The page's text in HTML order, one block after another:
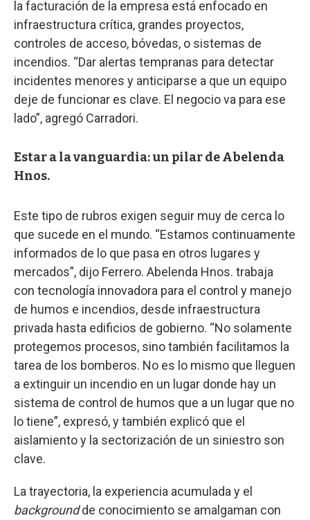
la facturación de la empresa está enfocado en
infraestructura crítica, grandes proyectos,
controles de acceso, bóvedas, o sistemas de
incendios. “Dar alertas tempranas para detectar
incidentes menores y anticiparse a que un equipo
deje de funcionar es clave. El negocio va para ese
lado”, agregó Carradori.
Estar a la vanguardia: un pilar de Abelenda
Hnos.
Este tipo de rubros exigen seguir muy de cerca lo
que sucede en el mundo. “Estamos continuamente
informados de lo que pasa en otros lugares y
mercados”, dijo Ferrero. Abelenda Hnos. trabaja
con tecnología innovadora para el control y manejo
de humos e incendios, desde infraestructura
privada hasta edificios de gobierno. “No solamente
protegemos procesos, sino también facilitamos la
tarea de los bomberos. No es lo mismo que lleguen
a extinguir un incendio en un lugar donde hay un
sistema de control de humos que a un lugar que no
lo tiene”, expresó, y también explicó que el
aislamiento y la sectorización de un siniestro son
clave.
La trayectoria, la experiencia acumulada y el
backgroundde conocimiento se amalgaman con